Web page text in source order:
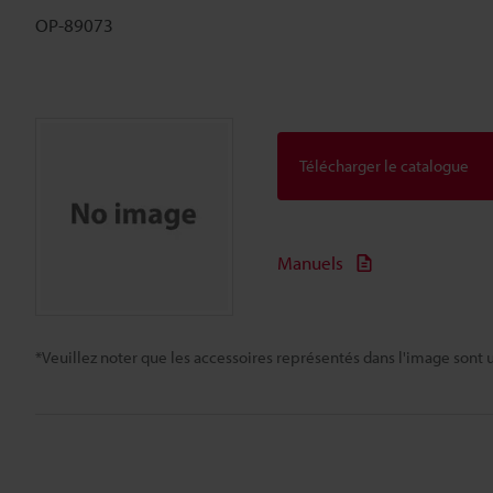
OP-89073
*Veuillez noter que les accessoires représentés dans l'image
Télécharger le catalogue
Manuels